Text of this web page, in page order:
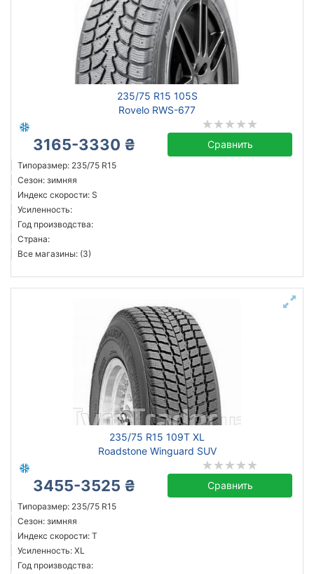
235/75 R15 105S
Rovelo RWS-677
3165-3330 ₴ Сравнить
Типоразмер: 235/75 R15
Сезон: зимняя
Индекс скорости: S
Усиленность:
Год производства:
Страна:
Все магазины: (3)
235/75 R15 109T XL
Roadstone Winguard SUV
3455-3525 ₴ Сравнить
Типоразмер: 235/75 R15
Сезон: зимняя
Индекс скорости: T
Усиленность: XL
Год производства:
Тип транспортного средства
Усиленная шина
Год производства
Страна производства
Сбросить